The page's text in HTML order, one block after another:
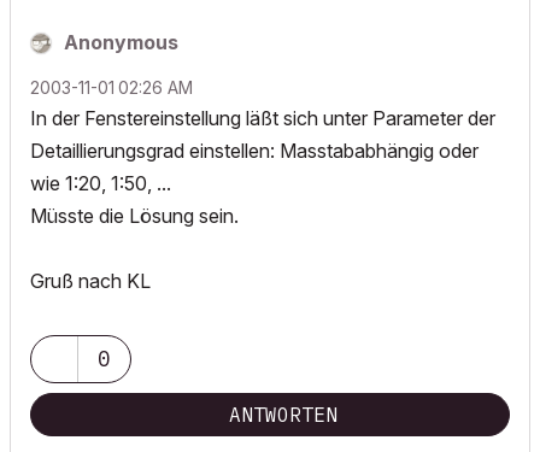
Anonymous
‎2003-11-01 02:26 AM
In der Fenstereinstellung läßt sich unter Parameter der
Detaillierungsgrad einstellen: Masstababhängig oder
wie 1:20, 1:50, ...
Müsste die Lösung sein.
Gruß nach KL
0
ANTWORTEN